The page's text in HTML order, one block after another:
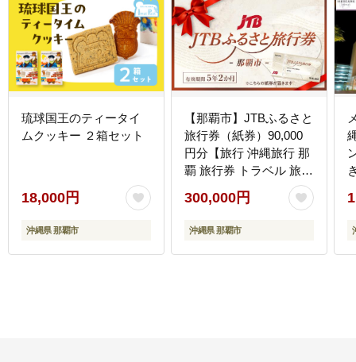
琉球国王のティータイ
ムクッキー ２箱セット
18,000円
沖縄県 那覇市
【那覇市】JTBふるさと
旅行券（紙券）90,000
円分【旅行 沖縄旅行 那
覇 旅行券 トラベル 旅行
チケット 沖縄県 那覇市
JDS01】
300,000円
沖縄県 那覇市